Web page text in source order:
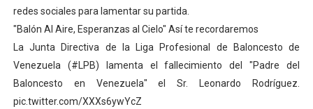
Campo Elías avanza con plan de asfaltado
Encuentro estadal fortalece la coordinación de
Gobernador Arnaldo Sánchez apadrina a más de 993
redes sociales para lamentar su partida.
"Balón Al Aire, Esperanzas al Cielo" Así te recordaremos
La Junta Directiva de la Liga Profesional de Baloncesto de
Venezuela (#LPB) lamenta el fallecimiento del "Padre del
Baloncesto en Venezuela" el Sr. Leonardo Rodríguez.
pic.twitter.com/XXXs6ywYcZ